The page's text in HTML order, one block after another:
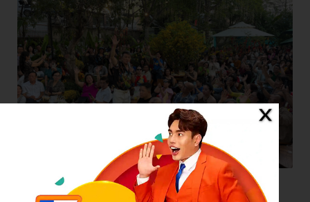
Sau khi khai trương, quán cafe của Đàm Vĩnh Hưng luôn ở
trong tình trạng quá tải